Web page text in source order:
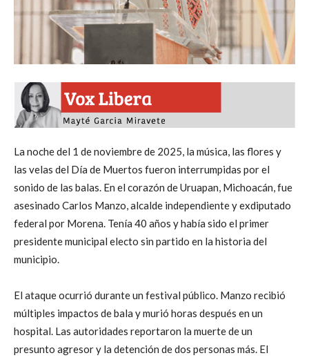
La noche del 1 de noviembre de 2025, la música, las flores y
las velas del Día de Muertos fueron interrumpidas por el
sonido de las balas. En el corazón de Uruapan, Michoacán, fue
asesinado Carlos Manzo, alcalde independiente y exdiputado
federal por Morena. Tenía 40 años y había sido el primer
presidente municipal electo sin partido en la historia del
municipio.
El ataque ocurrió durante un festival público. Manzo recibió
múltiples impactos de bala y murió horas después en un
hospital. Las autoridades reportaron la muerte de un
presunto agresor y la detención de dos personas más. El